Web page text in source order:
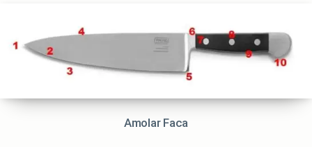
Amolar Faca